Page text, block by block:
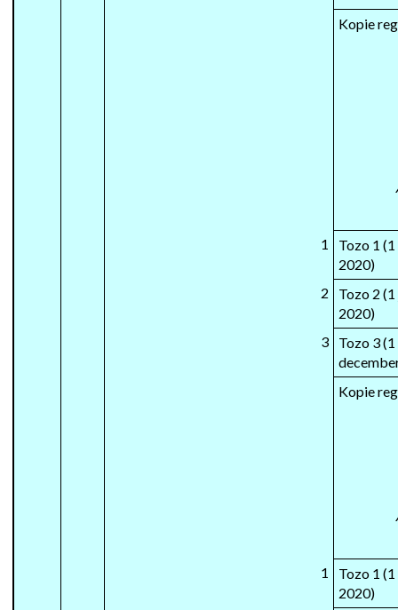
Kopie
1
Tozo 1
2020)
2
Tozo 2
2020)
3
Tozo 3
Kopie
1
Tozo 1
2020)